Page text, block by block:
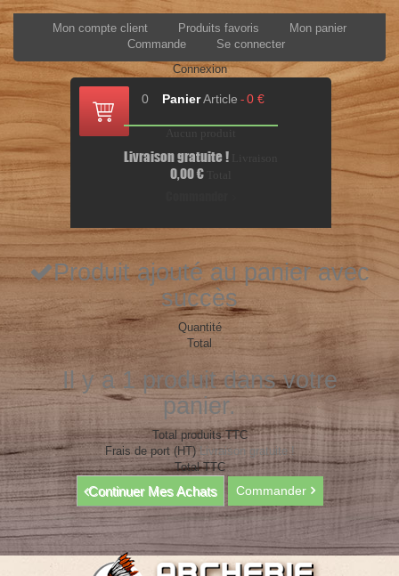
Mon compte client Produits favoris
Mon panier
Commande
Se connecter
Connexion
Panier
0 Article - 0 €
Livraison gratuite !
0,00 €
Produit ajouté au panier avec
succès
Quantité
Total
Il y a 1 produit dans votre
panier.
Total produits TTC
Frais de port (HT) Livraison gratuite !
Total TTC
Continuer Mes Achats Commander